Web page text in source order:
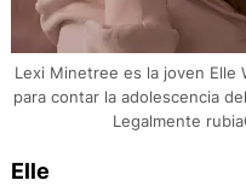
Lexi Minetree es la joven Elle
para contar la adolescencia
Legalmente
Elle